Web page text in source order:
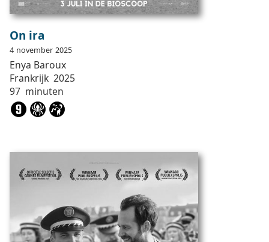
On ira
4 november 2025
Enya Baroux
Frankrijk 2025
97 minuten